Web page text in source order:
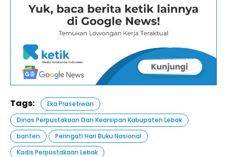
Tags:
Eka Prasetiwan
Dinas Perpustakaan Dan Kearsipan Kabupaten Lebak
banten
Peringati Hari Buku Nasional
Kadis Perpustakaan Lebak